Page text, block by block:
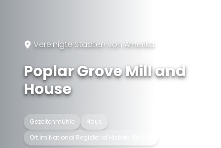
Vereinigte Staaten von Amerika
Poplar Grove Mill and
House
Gezeitenmühle
Haus
Ort im National Register of Historic Places